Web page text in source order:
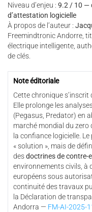
Niveau d’enjeu : 9.2 / 10 —
d’attestation logicielle
À propos de l’auteur :
Freemindtronic Andorre,
électrique intelligente,
de clés.
Note éditoriale
Cette chronique
Elle prolonge les
(Pegasus, Predator) en
marché mondial du zero
la confiance logicielle.
« solution », mais de
desdoctrines de contre-
environnements civils, à
européens sous
continuité des travaux
la Déclaration de
Andorra — FM-AI-2025-